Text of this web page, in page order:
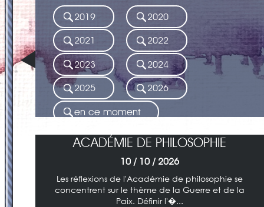
2019 2020
2021 2022
2023 2024
2025 2026
en ce moment
ACADÉMIE DE PHILOSOPHIE
10 / 10 / 2026
Les réflexions de l'Académie de philosophie se
concentrent sur le thème de la Guerre et de la
Paix. Définir l'�...